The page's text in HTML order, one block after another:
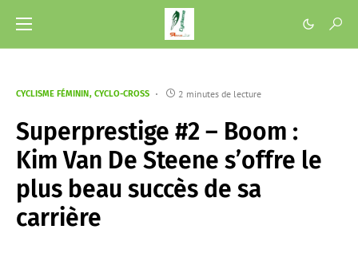
CYCLISME FÉMININ CYCLO-CROSS 2 minutes de lecture
Superprestige #2 – Boom :
Kim Van De Steene s’offre le
plus beau succès de sa
carrière